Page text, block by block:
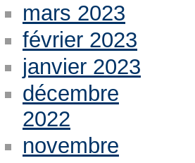
mars 2023
février 2023
janvier 2023
décembre
2022
novembre